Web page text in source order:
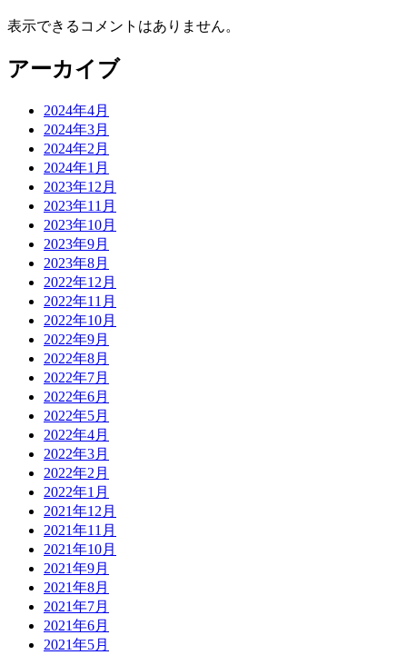
表示できるコメントはありません。
アーカイブ
2024年4月
2024年3月
2024年2月
2024年1月
2023年12月
2023年11月
2023年10月
2023年9月
2023年8月
2022年12月
2022年11月
2022年10月
2022年9月
2022年8月
2022年7月
2022年6月
2022年5月
2022年4月
2022年3月
2022年2月
2022年1月
2021年12月
2021年11月
2021年10月
2021年9月
2021年8月
2021年7月
2021年6月
2021年5月